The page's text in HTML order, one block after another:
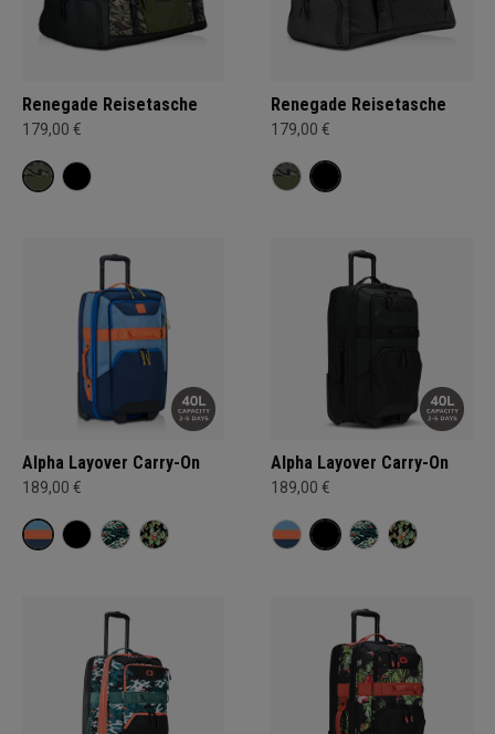
Renegade Reisetasche
179,00 €
Renegade Reisetasche
179,00 €
Alpha Layover Carry-On
189,00 €
Alpha Layover Carry-On
189,00 €